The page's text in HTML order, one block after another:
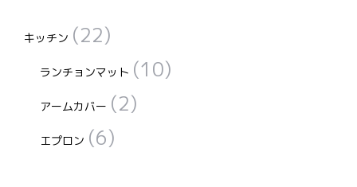
キッチン (22)
ランチョンマット (10)
アームカバー (2)
エプロン (6)